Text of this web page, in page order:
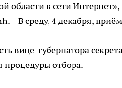
области в сети
– В среду, 4 декабря,
вице-губернатора
процедуры отбора.